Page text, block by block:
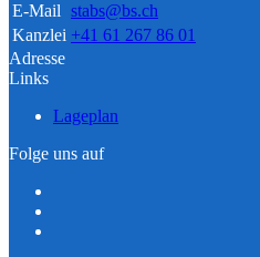
E-Mail stabs@bs.ch
Kanzlei +41 61 267 86 01
Adresse
Links
Lageplan
Folge uns auf